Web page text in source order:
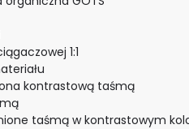
1:1
kontrastową taśmą
taśmą w kontrastowym